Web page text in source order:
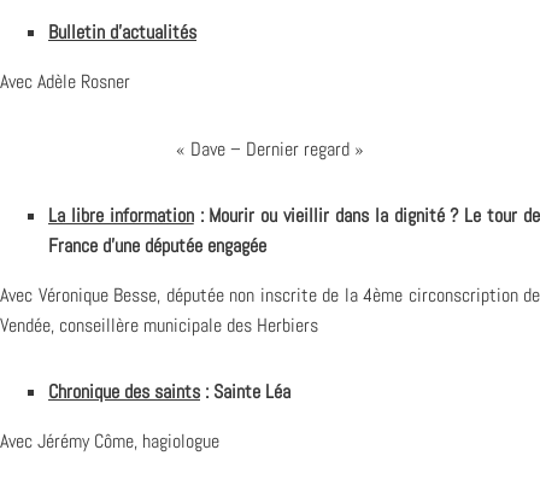
Bulletin d’actualités
Avec Adèle Rosner
« Dave – Dernier regard »
La libre information: Mourir ou vieillir dans la dignité ? Le tour de
France d’une députée engagée
Avec Véronique Besse, députée non inscrite de la 4ème circonscription de
Vendée, conseillère municipale des Herbiers
Chronique des saints : Sainte Léa
Avec Jérémy Côme, hagiologue